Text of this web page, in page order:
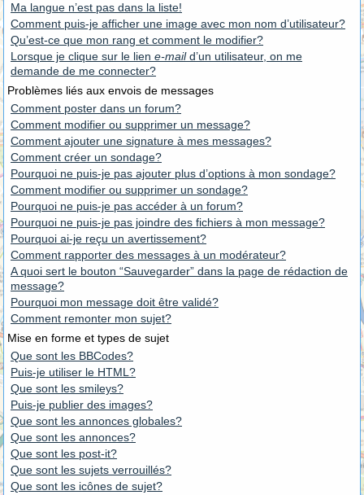
Ma langue n’est pas dans la liste!
Comment puis-je afficher une image avec mon nom d’utilisateur?
Qu’est-ce que mon rang et comment le modifier?
Lorsque je clique sur le lien e-maild’un utilisateur, on me
demande de me connecter?
Problèmes liés aux envois de messages
Comment poster dans un forum?
Comment modifier ou supprimer un message?
Comment ajouter une signature à mes messages?
Comment créer un sondage?
Pourquoi ne puis-je pas ajouter plus d’options à mon sondage?
Comment modifier ou supprimer un sondage?
Pourquoi ne puis-je pas accéder à un forum?
Pourquoi ne puis-je pas joindre des fichiers à mon message?
Pourquoi ai-je reçu un avertissement?
Comment rapporter des messages à un modérateur?
A quoi sert le bouton “Sauvegarder” dans la page de rédaction de
message?
Pourquoi mon message doit être validé?
Comment remonter mon sujet?
Mise en forme et types de sujet
Que sont les BBCodes?
Puis-je utiliser le HTML?
Que sont les smileys?
Puis-je publier des images?
Que sont les annonces globales?
Que sont les annonces?
Que sont les post-it?
Que sont les sujets verrouillés?
Que sont les icônes de sujet?